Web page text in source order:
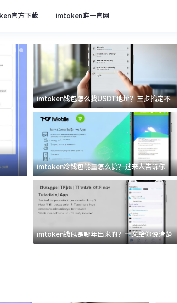
官方下载 imtoken唯一官网
imtoken官方下载
imtoken钱包怎么找USDT地址？三步搞定不踩
坑
imtoken冷钱包能量怎么搞？过来人告诉你门
道
imtoken钱包是哪年出来的？一文给你说清楚